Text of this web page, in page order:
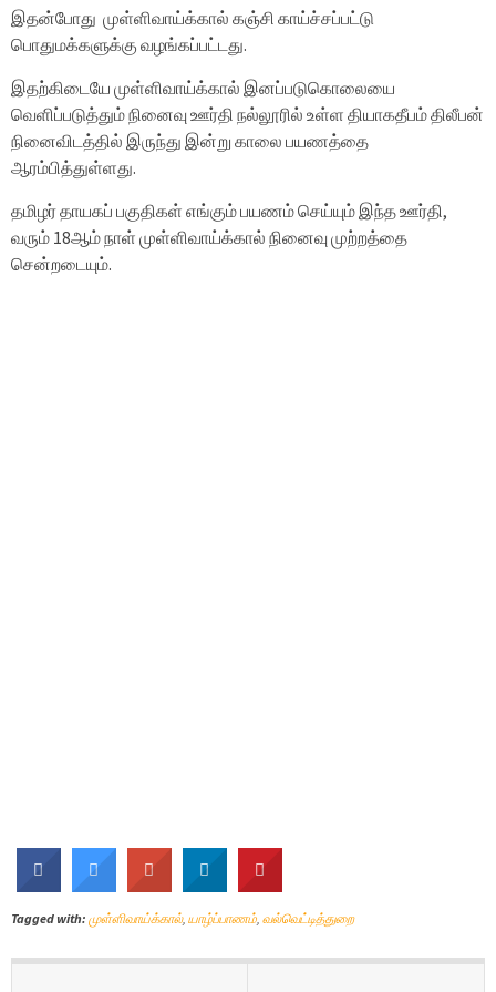
இதன்போது முள்ளிவாய்க்கால் கஞ்சி காய்ச்சப்பட்டு
பொதுமக்களுக்கு வழங்கப்பட்டது.
இதற்கிடையே முள்ளிவாய்க்கால் இனப்படுகொலையை
வெளிப்படுத்தும் நினைவு ஊர்தி நல்லூரில் உள்ள தியாகதீபம் திலீபன்
நினைவிடத்தில் இருந்து இன்று காலை பயணத்தை
ஆரம்பித்துள்ளது.
தமிழர் தாயகப் பகுதிகள் எங்கும் பயணம் செய்யும் இந்த ஊர்தி,
வரும் 18ஆம் நாள் முள்ளிவாய்க்கால் நினைவு முற்றத்தை
சென்றடையும்.
Tagged with: முள்ளிவாய்க்கால், யாழ்ப்பாணம், வல்வெட்டித்துறை